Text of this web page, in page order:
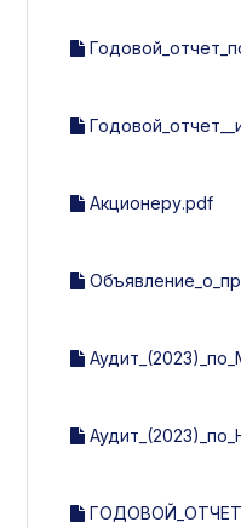
Акционеру.pdf